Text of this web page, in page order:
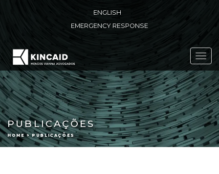
ENGLISH
EMERGENCY RESPONSE
PUBLICAÇÕES
HOME > PUBLICAÇÕES